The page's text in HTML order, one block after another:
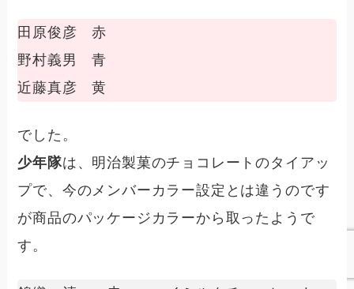
田原俊彦 赤
野村義男 青
近藤真彦 黄
でした。
少年隊は、明治製菓のチョコレートのタイアッ
プで、今のメンバーカラー設定とは違うのです
が商品のパッケージカラーから取ったようで
す。